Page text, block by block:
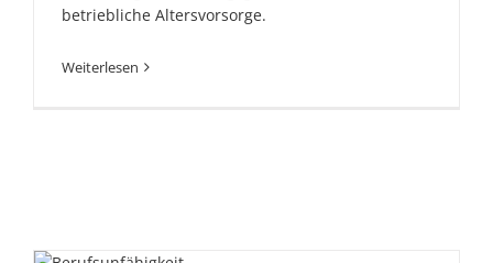
betriebliche Altersvorsorge.
Weiterlesen